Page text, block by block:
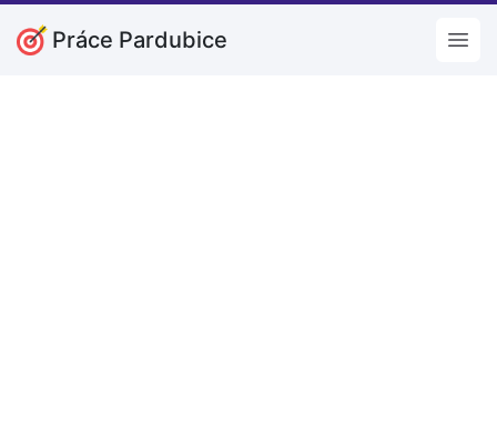
Práce Pardubice